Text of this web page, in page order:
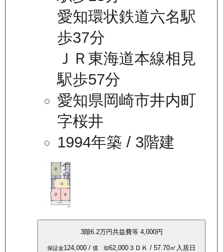
愛知環状鉄道六名駅
歩37分
ＪＲ東海道本線相見
駅歩57分
愛知県岡崎市井内町
字桜井
1994年築 / 3階建
3階6.2万円共益費等 4,000円
保証金124,000 / 償 却62,000 ３ＤＫ / 57.70㎡ 入居日